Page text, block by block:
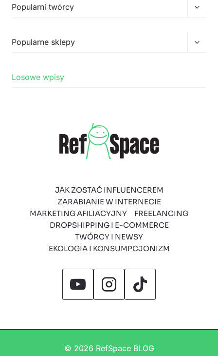
Popularni twórcy
Popularne sklepy
Losowe wpisy
JAK ZOSTAĆ INFLUENCEREM
ZARABIANIE W INTERNECIE
MARKETING AFILIACYJNY
FREELANCING
DROPSHIPPING I E-COMMERCE
TWÓRCY I NEWSY
EKOLOGIA I KONSUMPCJONIZM
© 2026 RefSpace BLOG